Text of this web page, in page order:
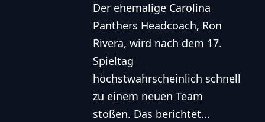
Der ehemalige Carolina
Panthers Headcoach, Ron
Rivera, wird nach dem 17.
Spieltag
höchstwahrscheinlich schnell
zu einem neuen Team
stoßen. Das berichtet...